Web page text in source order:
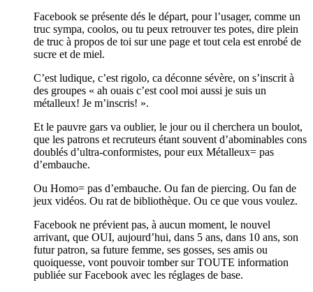
Facebook se présente dés le départ, pour l’usager, comme un
truc sympa, coolos, ou tu peux retrouver tes potes, dire plein
de truc à propos de toi sur une page et tout cela est enrobé de
sucre et de miel.
C’est ludique, c’est rigolo, ca déconne sévère, on s’inscrit à
des groupes « ah ouais c’est cool moi aussi je suis un
métalleux! Je m’inscris! ».
Et le pauvre gars va oublier, le jour ou il cherchera un boulot,
que les patrons et recruteurs étant souvent d’abominables cons
doublés d’ultra-conformistes, pour eux Métalleux= pas
d’embauche.
Ou Homo= pas d’embauche. Ou fan de piercing. Ou fan de
jeux vidéos. Ou rat de bibliothèque. Ou ce que vous voulez.
Facebook ne prévient pas, à aucun moment, le nouvel
arrivant, que OUI, aujourd’hui, dans 5 ans, dans 10 ans, son
futur patron, sa future femme, ses gosses, ses amis ou
quoiquesse, vont pouvoir tomber sur TOUTE information
publiée sur Facebook avec les réglages de base.